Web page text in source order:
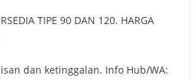
TIPE 90 DAN 120. HARGA
dan ketinggalan. Info Hub/WA: